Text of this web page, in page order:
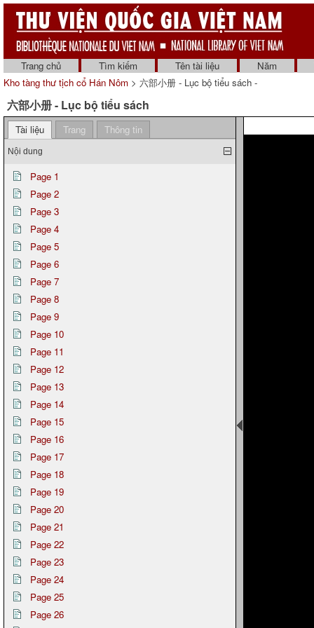
Trang chủ Tìm kiếm Tên tài liệu Năm
Kho tàng thư tịch cổ Hán Nôm > 六部小册 - Lục bộ tiểu sách -
六部小册 - Lục bộ tiểu sách
Tài liệu Trang Thông tin
Nội dung
Page 1
Page 2
Page 3
Page 4
Page 5
Page 6
Page 7
Page 8
Page 9
Page 10
Page 11
Page 12
Page 13
Page 14
Page 15
Page 16
Page 17
Page 18
Page 19
Page 20
Page 21
Page 22
Page 23
Page 24
Page 25
Page 26